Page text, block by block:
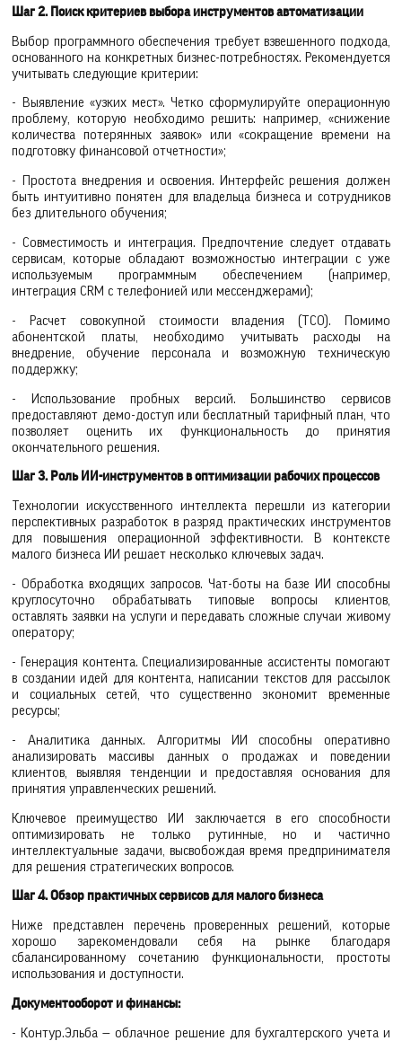
Шаг 2. Поиск критериев выбора инструментов автоматизации
Выбор программного обеспечения требует взвешенного подхода,
основанного на конкретных бизнес-потребностях. Рекомендуется
учитывать следующие критерии:
- Выявление «узких мест». Четко сформулируйте операционную
проблему, которую необходимо решить: например, «снижение
количества потерянных заявок» или «сокращение времени на
подготовку финансовой отчетности»;
- Простота внедрения и освоения. Интерфейс решения должен
быть интуитивно понятен для владельца бизнеса и сотрудников
без длительного обучения;
- Совместимость и интеграция. Предпочтение следует отдавать
сервисам, которые обладают возможностью интеграции с уже
используемым программным обеспечением (например,
интеграция CRM с телефонией или мессенджерами);
- Расчет совокупной стоимости владения (TCO). Помимо
абонентской платы, необходимо учитывать расходы на
внедрение, обучение персонала и возможную техническую
поддержку;
- Использование пробных версий. Большинство сервисов
предоставляют демо-доступ или бесплатный тарифный план, что
позволяет оценить их функциональность до принятия
окончательного решения.
Шаг 3. Роль ИИ-инструментов в оптимизации рабочих процессов
Технологии искусственного интеллекта перешли из категории
перспективных разработок в разряд практических инструментов
для повышения операционной эффективности. В контексте
малого бизнеса ИИ решает несколько ключевых задач.
- Обработка входящих запросов. Чат-боты на базе ИИ способны
круглосуточно обрабатывать типовые вопросы клиентов,
оставлять заявки на услуги и передавать сложные случаи живому
оператору;
- Генерация контента. Специализированные ассистенты помогают
в создании идей для контента, написании текстов для рассылок
и социальных сетей, что существенно экономит временные
ресурсы;
- Аналитика данных. Алгоритмы ИИ способны оперативно
анализировать массивы данных о продажах и поведении
клиентов, выявляя тенденции и предоставляя основания для
принятия управленческих решений.
Ключевое преимущество ИИ заключается в его способности
оптимизировать не только рутинные, но и частично
интеллектуальные задачи, высвобождая время предпринимателя
для решения стратегических вопросов.
Шаг 4. Обзор практичных сервисов для малого бизнеса
Ниже представлен перечень проверенных решений, которые
хорошо зарекомендовали себя на рынке благодаря
сбалансированному сочетанию функциональности, простоты
использования и доступности.
Документооборот и финансы:
- Контур.Эльба — облачное решение для бухгалтерского учета и